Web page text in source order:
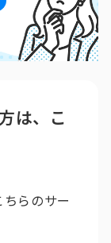
は、こ
らのサー